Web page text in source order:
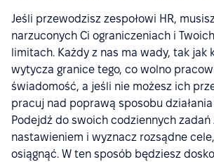
Jeśli przewodzisz zespołowi HR,
narzuconych Ci ograniczeniach i
limitach. Każdy z nas ma wady, tak jak
wytycza granice tego, co wolno
świadomość, a jeśli nie możesz ich
pracuj nad poprawą sposobu
Podejdź do swoich codziennych
nastawieniem i wyznacz rozsądne
osiągnąć. W ten sposób będziesz